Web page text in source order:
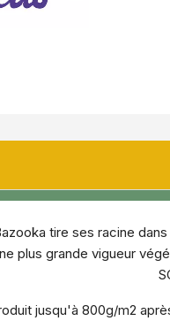
tire ses racine
plus grande vigueur
jusqu'à 800g/m2